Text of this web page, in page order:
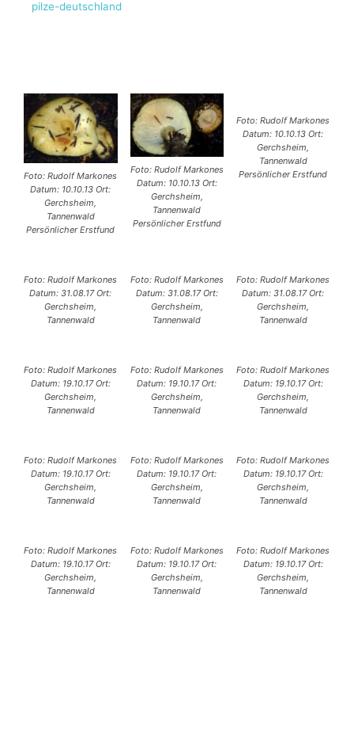
pilze-deutschland
Foto: Rudolf Markones
Datum: 10.10.13 Ort:
Gerchsheim,
Tannenwald
Persönlicher Erstfund
Foto: Rudolf Markones
Datum: 10.10.13 Ort:
Gerchsheim,
Tannenwald
Persönlicher Erstfund
Foto: Rudolf Markones
Datum: 10.10.13 Ort:
Gerchsheim,
Tannenwald
Persönlicher Erstfund
Foto: Rudolf Markones
Datum: 31.08.17 Ort:
Gerchsheim,
Tannenwald
Foto: Rudolf Markones
Datum: 31.08.17 Ort:
Gerchsheim,
Tannenwald
Foto: Rudolf Markones
Datum: 31.08.17 Ort:
Gerchsheim,
Tannenwald
Foto: Rudolf Markones
Datum: 19.10.17 Ort:
Gerchsheim,
Tannenwald
Foto: Rudolf Markones
Datum: 19.10.17 Ort:
Gerchsheim,
Tannenwald
Foto: Rudolf Markones
Datum: 19.10.17 Ort:
Gerchsheim,
Tannenwald
Foto: Rudolf Markones
Datum: 19.10.17 Ort:
Gerchsheim,
Tannenwald
Foto: Rudolf Markones
Datum: 19.10.17 Ort:
Gerchsheim,
Tannenwald
Foto: Rudolf Markones
Datum: 19.10.17 Ort:
Gerchsheim,
Tannenwald
Foto: Rudolf Markones
Datum: 19.10.17 Ort:
Gerchsheim,
Tannenwald
Foto: Rudolf Markones
Datum: 19.10.17 Ort:
Gerchsheim,
Tannenwald
Foto: Rudolf Markones
Datum: 19.10.17 Ort:
Gerchsheim,
Tannenwald